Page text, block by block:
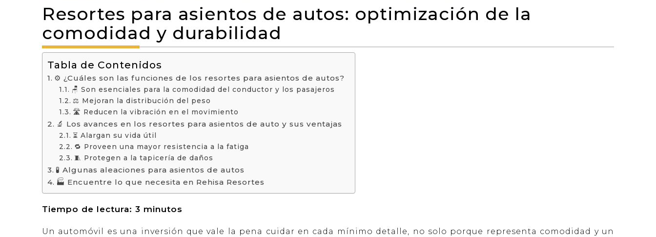
Resortes para asientos de autos: optimización de la
comodidad y durabilidad
Tabla de Contenidos
⚙️ ¿Cuáles son las funciones de los resortes para asientos de autos?
🪑 Son esenciales para la comodidad del conductor y los pasajeros
⚖️ Mejoran la distribución del peso
🛣️ Reducen la vibración en el movimiento
🔬 Los avances en los resortes para asientos de auto y sus ventajas
⏳ Alargan su vida útil
🔁 Proveen una mayor resistencia a la fatiga
🧵 Protegen a la tapicería de daños
🧪 Algunas aleaciones para asientos de autos
🏭 Encuentre lo que necesita en Rehisa Resortes
Tiempo de lectura: 3 minutos
Un automóvil es una inversión que vale la pena cuidar en cada mínimo detalle, no solo porque representa comodidad y un